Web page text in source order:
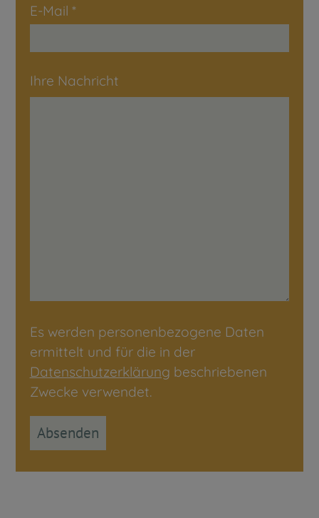
E-Mail *
Ihre Nachricht
Es werden personenbezogene Daten
ermittelt und für die in der
Datenschutzerklärung beschriebenen
Zwecke verwendet.